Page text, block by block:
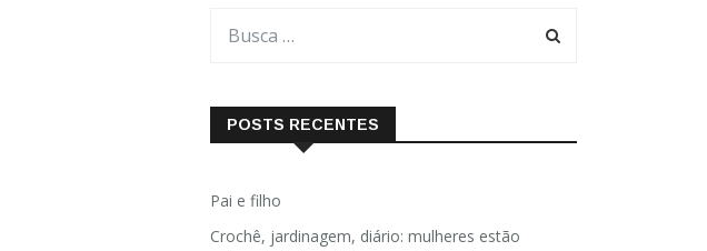
POSTS RECENTES
Pai e filho
Crochê, jardinagem, diário: mulheres estão